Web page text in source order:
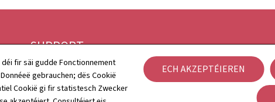
fir säi gudde Fonctionnement
gebrauchen; dës Cookië
Cookië gi fir statistesch Zwecker
ECH AKZEPTÉIEREN
SUPPORT
Kontakt
Rechtlech Aspekter